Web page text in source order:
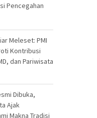
Pencegahan
Meleset: PMI
Kontribusi
dan Pariwisata
Dibuka,
Ajak
Makna Tradisi